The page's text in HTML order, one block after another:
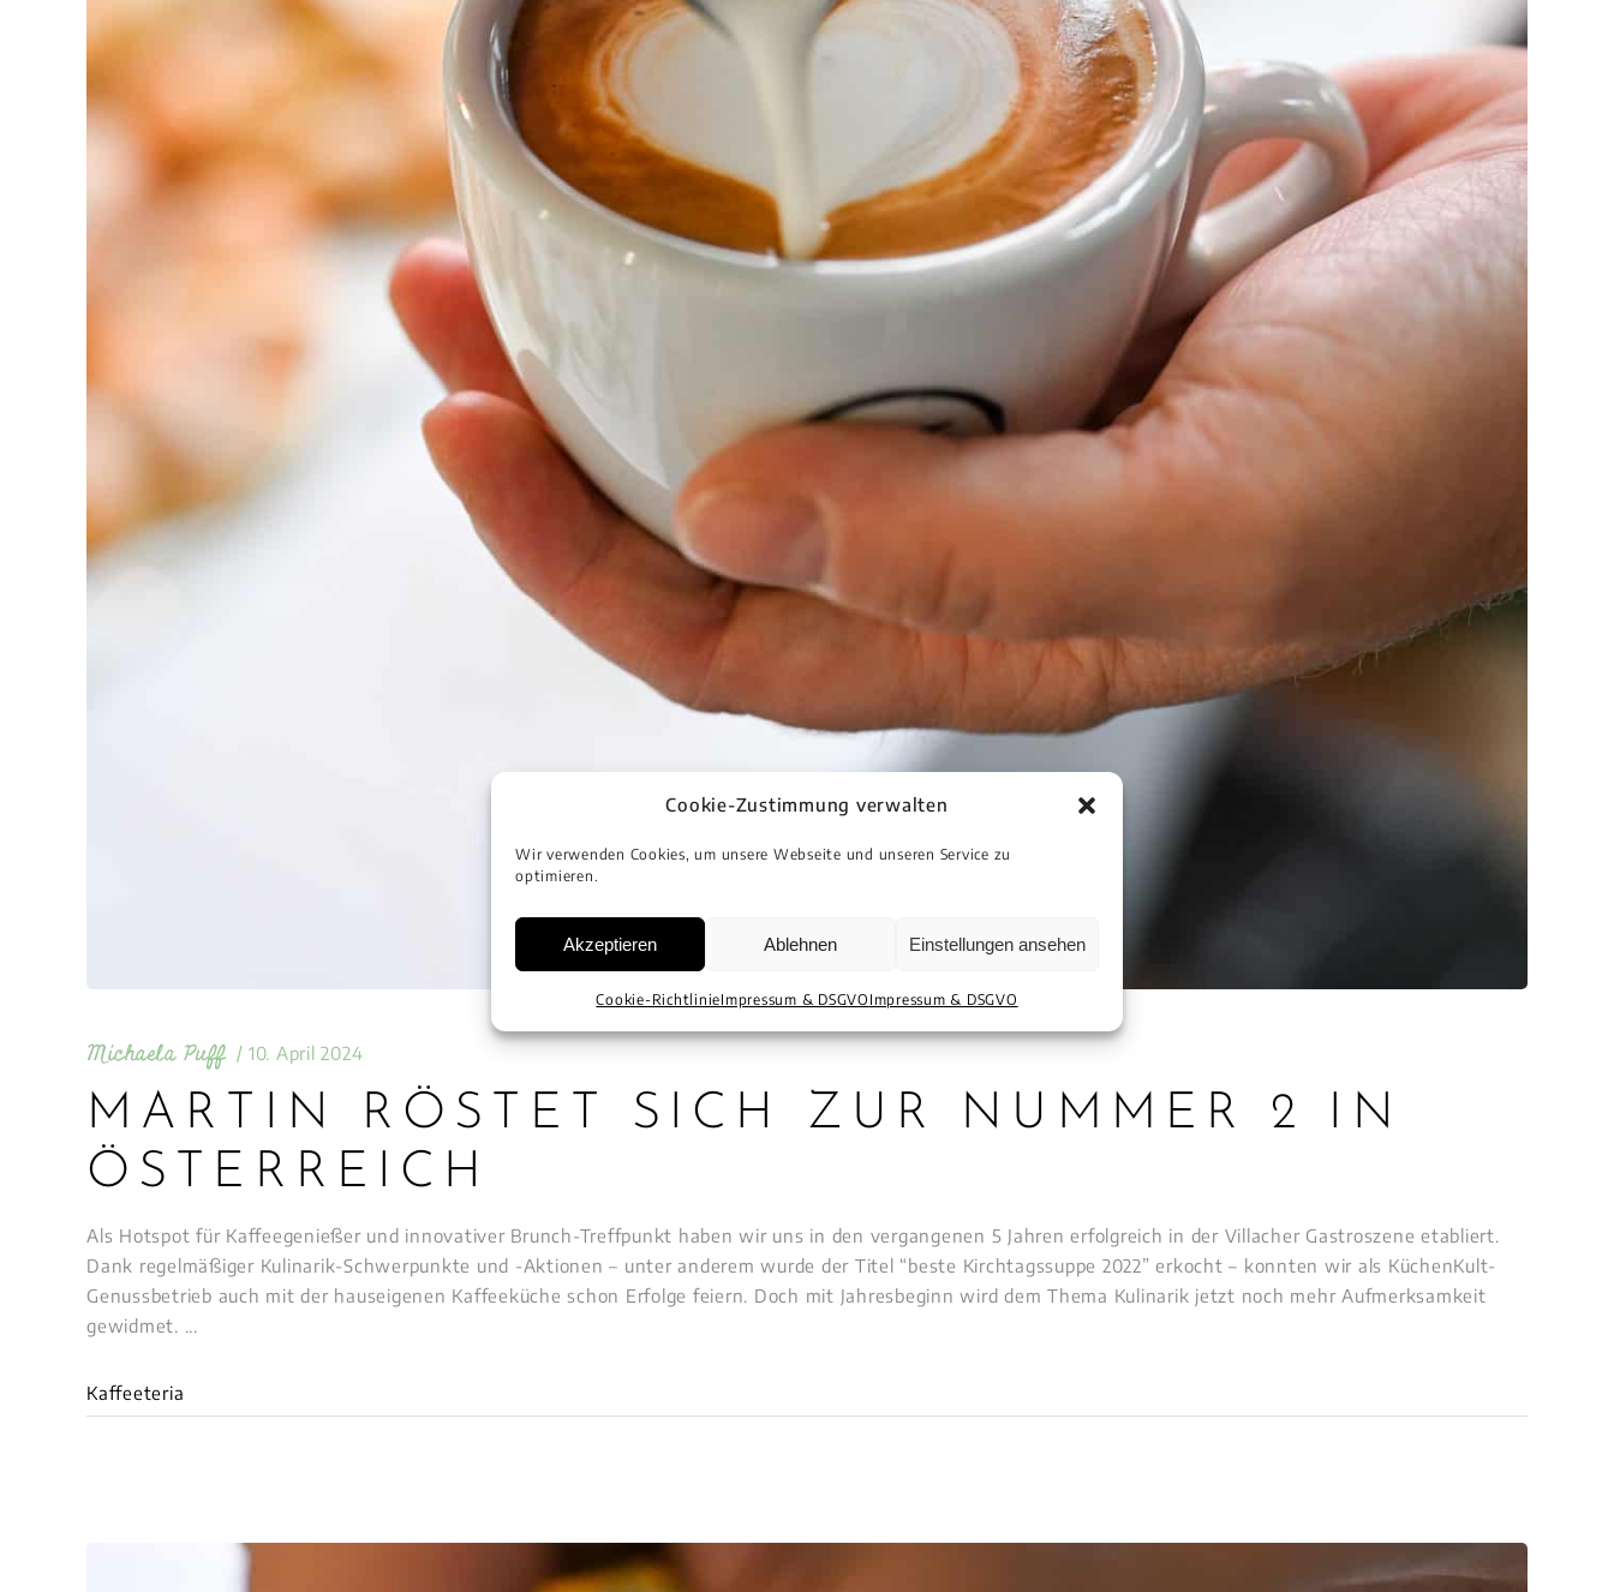
Cookie-Zustimmung verwalten
Wir verwenden Cookies, um unsere Webseite und unseren Service zu
optimieren.
Akzeptieren Ablehnen Einstellungen ansehen
Cookie-RichtlinieImpressum & DSGVO Impressum & DSGVO
Michaela Puff 10. April 2024
MARTIN RÖSTET SICH ZUR NUMMER 2 IN
ÖSTERREICH
Als Hotspot für Kaffeegenießer und innovativer Brunch-Treffpunkt haben wir uns in den vergangenen 5 Jahren erfolgreich in der Villacher Gastroszene etabliert.
Dank regelmäßiger Kulinarik-Schwerpunkte und -Aktionen – unter anderem wurde der Titel “beste Kirchtagssuppe 2022” erkocht – konnten wir als KüchenKult-
Genussbetrieb auch mit der hauseigenen Kaffeeküche schon Erfolge feiern. Doch mit Jahresbeginn wird dem Thema Kulinarik jetzt noch mehr Aufmerksamkeit
gewidmet.
Kaffeeteria